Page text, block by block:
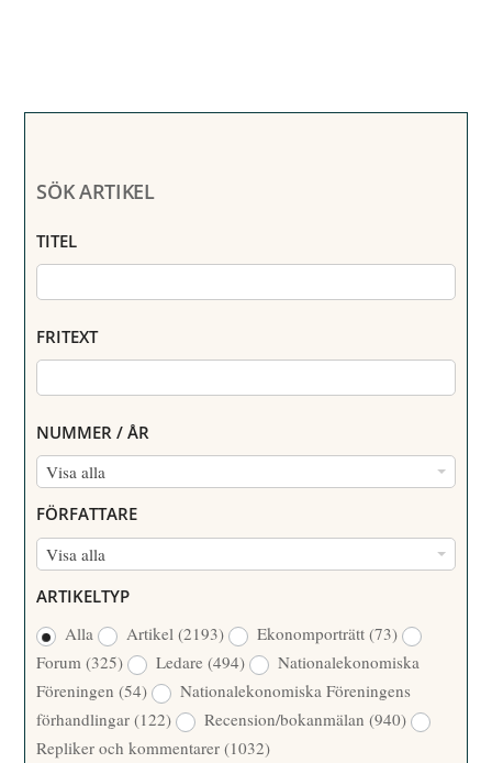
SÖK ARTIKEL
TITEL
FRITEXT
NUMMER / ÅR
Visa alla
N
M
M
/
Å
R
FÖRFATTARE
Visa alla
R
F
A
T
T
A
ARTIKELTYP
Alla
Artikel(2193) Ekonomporträtt(73)
Forum(325) Ledare(494)
Nationalekonomiska
Föreningen(54)
Nationalekonomiska Föreningens
förhandlingar(122) Recension/bokanmälan(940)
Repliker och kommentarer(1032)